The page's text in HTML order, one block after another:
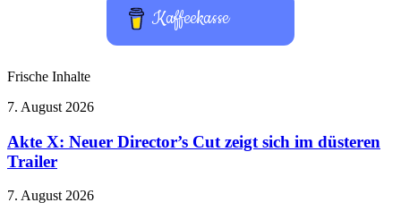
Kaffeekasse
Frische Inhalte
Akte
Neuer
Director’s
Cut
sich
7. August 2026
Akte X: Neuer Director’s Cut zeigt sich im düsteren
Trailer
Linkin
7. August 2026